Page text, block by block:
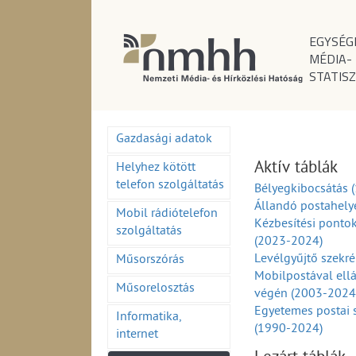
MÉDIA-
Gazdasági adatok
Helyhez kötött
telefon szolgáltatás
Mobil rádiótelefon
szolgáltatás
Műsorszórás
Műsorelosztás
Informatika,
internet
Aktív táblák
Bélyegkibocsátás
Állandó
Kézbesítési
(2023-2024)
Levélgyűjtő
Mobilpostával
végén (2003-
Egyetemes
(1990-2024)
Egyetemes postai